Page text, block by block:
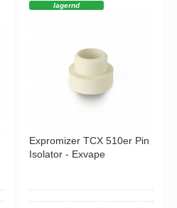
lagernd
Expromizer TCX 510er Pin
Isolator - Exvape